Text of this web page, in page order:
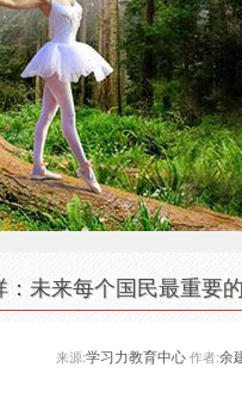
：未来每个国民最重要
来源:学习力教育中心作者:余